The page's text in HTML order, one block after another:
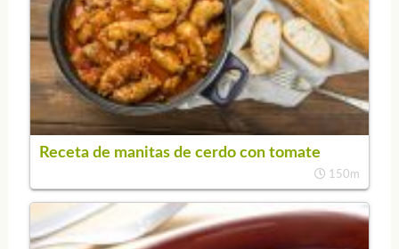
Receta de manitas de cerdo con tomate
150m